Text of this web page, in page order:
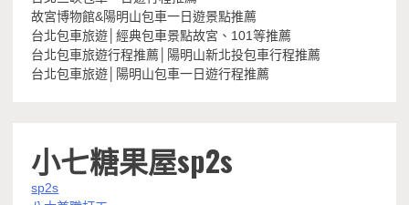
故宮博物館&陽明山包車一日遊景點推薦
台北包車旅遊│經典包車景點故宮、101等推薦
台北包車旅遊行程推薦│陽明山新北投包車行程推薦
台北包車旅遊│陽明山包車一日遊行程推薦
小七糖果屋sp2s
sp2s